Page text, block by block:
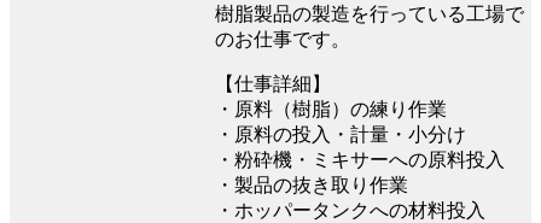
樹脂製品の製造を行っている工場で
のお仕事です。
【仕事詳細】
・原料（樹脂）の練り作業
・原料の投入・計量・小分け
・粉砕機・ミキサーへの原料投入
・製品の抜き取り作業
・ホッパータンクへの材料投入